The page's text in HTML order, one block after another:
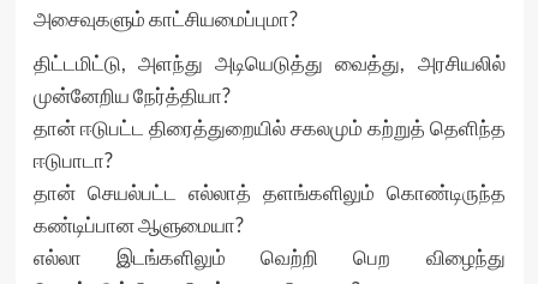
அசைவுகளும் காட்சியமைப்புமா?
திட்டமிட்டு, அளந்து அடியெடுத்து வைத்து, அரசியலில்
முன்னேறிய நேர்த்தியா?
தான் ஈடுபட்ட திரைத்துறையில் சகலமும் கற்றுத் தெளிந்த
ஈடுபாடா?
தான் செயல்பட்ட எல்லாத் தளங்களிலும் கொண்டிருந்த
கண்டிப்பான ஆளுமையா?
எல்லா இடங்களிலும் வெற்றி பெற விழைந்து